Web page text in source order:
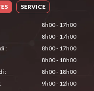
SERVICE
8h00 - 17h00
8h00 - 17h00
:
8h00 - 17h00
8h00 - 18h00
:
8h00 - 18h00
:
9h00 - 12h00